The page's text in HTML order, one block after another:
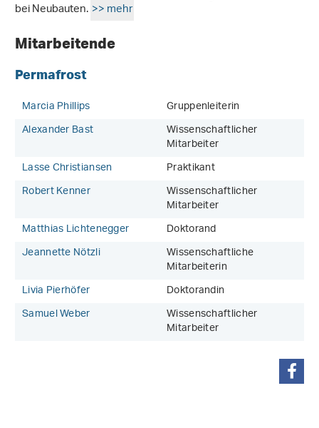
bei Neubauten.>> mehr
Mitarbeitende
Permafrost
Marcia Phillips
Gruppenleiterin
Alexander Bast
Wissenschaftlicher
Mitarbeiter
Lasse Christiansen
Praktikant
Robert Kenner
Wissenschaftlicher
Mitarbeiter
Matthias Lichtenegger
Doktorand
Jeannette Nötzli
Wissenschaftliche
Mitarbeiterin
Livia Pierhöfer
Doktorandin
Samuel Weber
Wissenschaftlicher
Mitarbeiter